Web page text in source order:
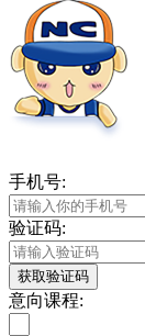
手机号:
验证码:
获取验证码
意向课程: